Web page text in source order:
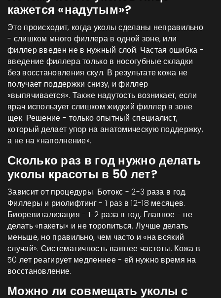
кажется «надутым»?
Это происходит, когда уколы сделаны неправильно
- слишком много филлера в одной зоне, или
филлер введен не в нужный слой. Частая ошибка -
введение филлера только в носогубные складки
без восстановления скул. В результате кожа не
получает поддержки снизу, и филлер
«выпячивается». Также надутость возникает, если
врач использует слишком жидкий филлер в зоне
щек. Решение - только опытный специалист,
который делает упор на анатомическую поддержку,
а не на «наполнение».
Сколько раз в год нужно делать
уколы красоты в 50 лет?
Зависит от процедуры. Ботокс - 2-3 раза в год.
Филлеры и риолифтинг - 1 раз в 12-18 месяцев.
Биоревитализация - 1-2 раза в год. Главное - не
делать «пакеты» и не торопиться. Лучше делать
меньше, но правильно, чем часто и «на всякий
случай». Систематичность важнее частоты. Кожа в
50 лет реагирует медленнее - ей нужно время на
восстановление.
Можно ли совмещать уколы с